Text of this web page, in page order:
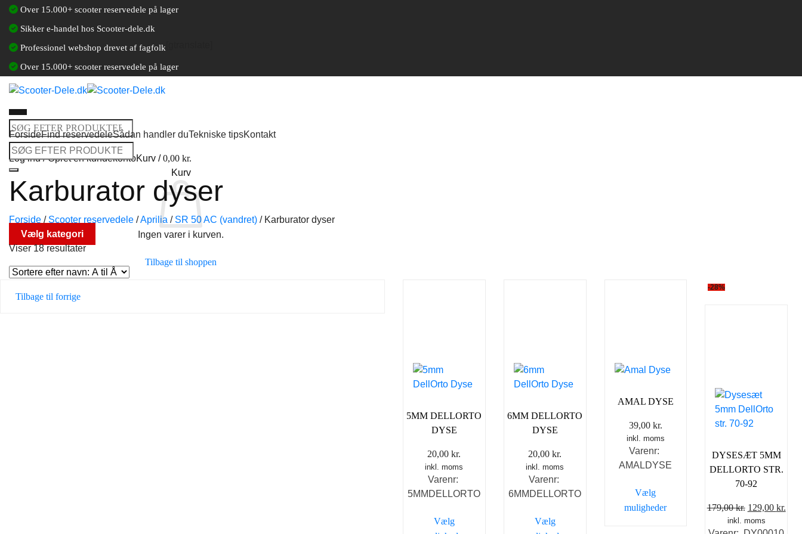
Fortsæt
indhold
Over 15.000+ scooter reservedele på lager
Sikker e-handel hos Scooter-dele.dk
Professionel webshop drevet af fagfolk
Over 15.000+ scooter reservedele på lager
Søg
efter:
Log ind / Opret en kundekontoKurv /0,00 kr.
Kurv
Ingen varer i kurven.
Tilbage til shoppen
ForsideFind reservedeleSådan handler duTekniske tipsKontakt
Søg
efter:
Karburator dyser
Forside / Scooter reservedele /Aprilia / SR 50 AC (vandret) /Karburator dyser
Vælg kategori
Viser 18 resultater
Tilbage til forrige
5MM DELLORTO
DYSE
20,00kr.
inkl. moms
Varenr:
5MMDELLORTO
Vælg
6MM DELLORTO
DYSE
20,00kr.
inkl. moms
Varenr:
6MMDELLORTO
Vælg
AMAL DYSE
39,00 kr.
inkl. moms
Varenr:
AMALDYSE
Vælg
muligheder
-28%
DYSESÆT 5MM
DELLORTO STR.
70-92
179,00kr. Den
oprindelige
129,00 kr.
inkl. moms